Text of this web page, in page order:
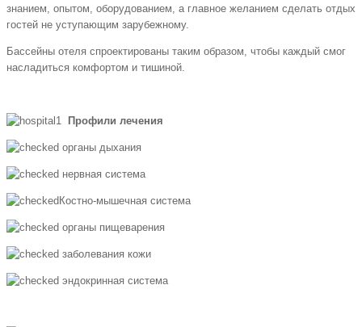
знанием, опытом, оборудованием, а главное желанием сделать отдых
гостей не уступающим зарубежному.
Бассейны отеля спроектированы таким образом, чтобы каждый смог
насладиться комфортом и тишиной.
Профили лечения
органы дыхания
нервная система
Костно-мышечная система
органы пищеварения
заболевания кожи
эндокринная система